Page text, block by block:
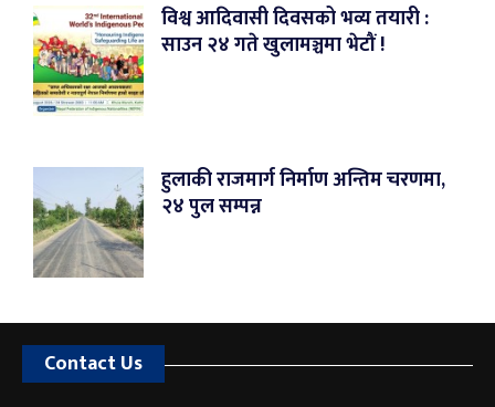
विश्व आदिवासी दिवसको भव्य तयारी :
साउन २४ गते खुलामञ्चमा भेटौं !
हुलाकी राजमार्ग निर्माण अन्तिम चरणमा,
२४ पुल सम्पन्न
Contact Us